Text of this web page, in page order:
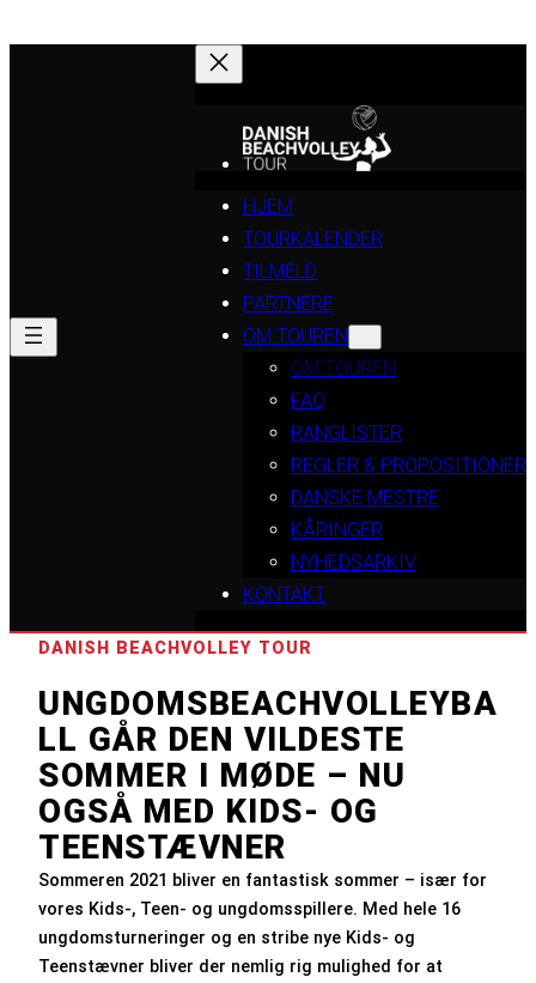
HJEM
TOURKALENDER
TILMELD
PARTNERE
OM TOUREN
OM TOUREN
FAQ
RANGLISTER
REGLER & PROPOSITIONER
DANSKE MESTRE
KÅRINGER
NYHEDSARKIV
KONTAKT
DANISH BEACHVOLLEY TOUR
UNGDOMSBEACHVOLLEYBA
LL GÅR DEN VILDESTE
SOMMER I MØDE – NU
OGSÅ MED KIDS- OG
TEENSTÆVNER
Sommeren 2021 bliver en fantastisk sommer – især for
vores Kids-, Teen- og ungdomsspillere. Med hele 16
ungdomsturneringer og en stribe nye Kids- og
Teenstævner bliver der nemlig rig mulighed for at